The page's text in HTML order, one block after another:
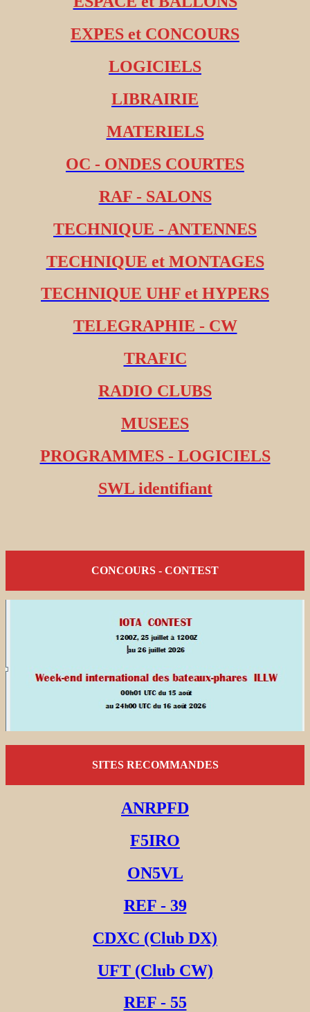
EXPES et CONCOURS
LOGICIELS
LIBRAIRIE
MATERIELS
OC - ONDES COURTES
RAF - SALONS
TECHNIQUE - ANTENNES
TECHNIQUE et MONTAGES
TECHNIQUE UHF et HYPERS
TELEGRAPHIE - CW
TRAFIC
RADIO CLUBS
MUSEES
PROGRAMMES - LOGICIELS
SWL identifiant
CONCOURS - CONTEST
SITES RECOMMANDES
ANRPFD
F5IRO
ON5VL
REF - 39
CDXC (Club DX)
UFT (Club CW)
REF - 55